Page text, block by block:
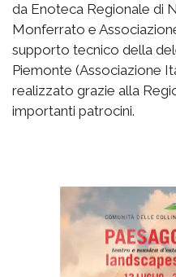
da Enoteca Regionale di
Monferrato e
supporto tecnico della
Piemonte (Associazione
realizzato grazie alla
importanti patrocini.